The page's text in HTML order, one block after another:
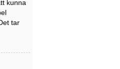
kunna
tar